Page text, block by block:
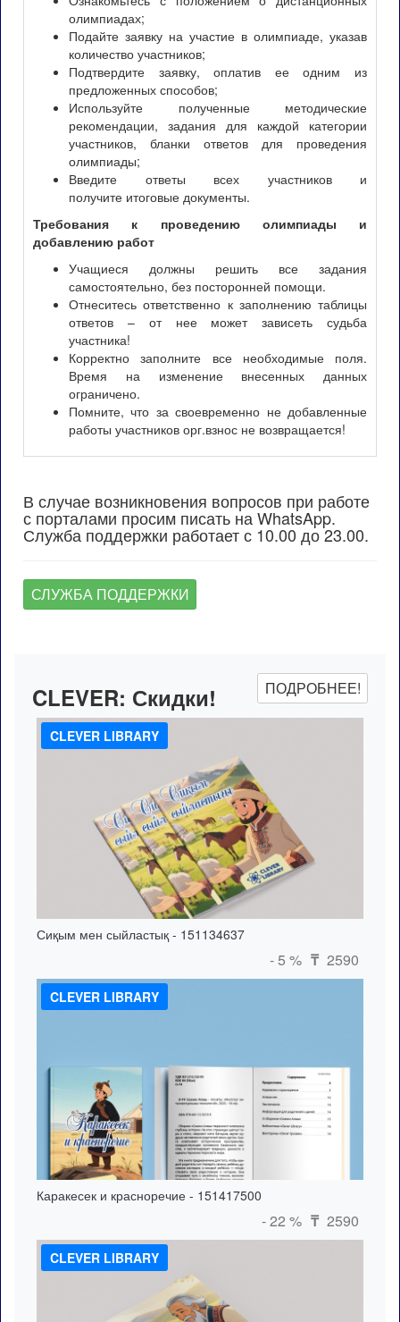
олимпиадах;
Подайте заявку на участие в олимпиаде, указав
количество участников;
Подтвердите заявку, оплатив ее одним из
предложенных способов;
Используйте полученные методические
рекомендации, задания для каждой категории
участников, бланки ответов для проведения
олимпиады;
Введите ответы всех участников и
получите итоговые документы.
Требования к проведению олимпиады и
добавлению работ
Учащиеся должны решить все задания
самостоятельно, без посторонней помощи.
Отнеситесь ответственно к заполнению таблицы
ответов – от нее может зависеть судьба
участника!
Корректно заполните все необходимые поля.
Время на изменение внесенных данных
ограничено.
Помните, что за своевременно не добавленные
работы участников орг.взнос не возвращается!
В случае возникновения вопросов при работе
с порталами просим писать на WhatsApp.
Служба поддержки работает с 10.00 до 23.00.
СЛУЖБА ПОДДЕРЖКИ
CLEVER: Скидки! ПОДРОБНЕЕ!
CLEVER LIBRARY
Сиқым мен сыйластық - 151134637
- 5 % ₸ 2590
CLEVER LIBRARY
Каракесек и красноречие - 151417500
- 22 % ₸ 2590
CLEVER LIBRARY